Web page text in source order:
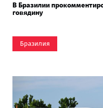
В Бразилии
говядину
Бразилия